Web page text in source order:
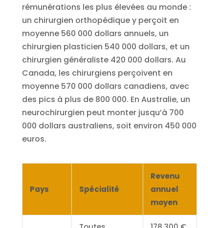
rémunérations les plus élevées au monde :
un chirurgien orthopédique y perçoit en
moyenne 560 000 dollars annuels, un
chirurgien plasticien 540 000 dollars, et un
chirurgien généraliste 420 000 dollars. Au
Canada, les chirurgiens perçoivent en
moyenne 570 000 dollars canadiens, avec
des pics à plus de 800 000. En Australie, un
neurochirurgien peut monter jusqu’à 700
000 dollars australiens, soit environ 450 000
euros.
Pays Spécialité
Revenu
annuel
moyen